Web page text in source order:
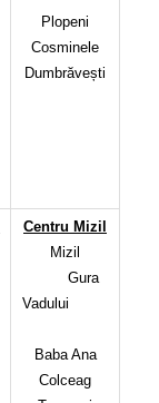
Plopeni
Cosminele
Dumbrăvești
Centru Mizil
Mizi
Gura
Vadului
Baba Ana
Colceag